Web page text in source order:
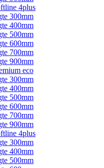
4plus
300mm
400mm
500mm
600mm
700mm
900mm
eco
300mm
400mm
500mm
600mm
700mm
900mm
4plus
300mm
400mm
500mm